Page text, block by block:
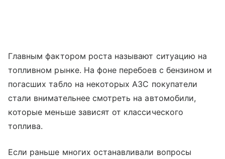
Главным фактором роста называют ситуацию на
топливном рынке. На фоне перебоев с бензином и
погасших табло на некоторых АЗС покупатели
стали внимательнее смотреть на автомобили,
которые меньше зависят от классического
топлива.
Если раньше многих останавливали вопросы